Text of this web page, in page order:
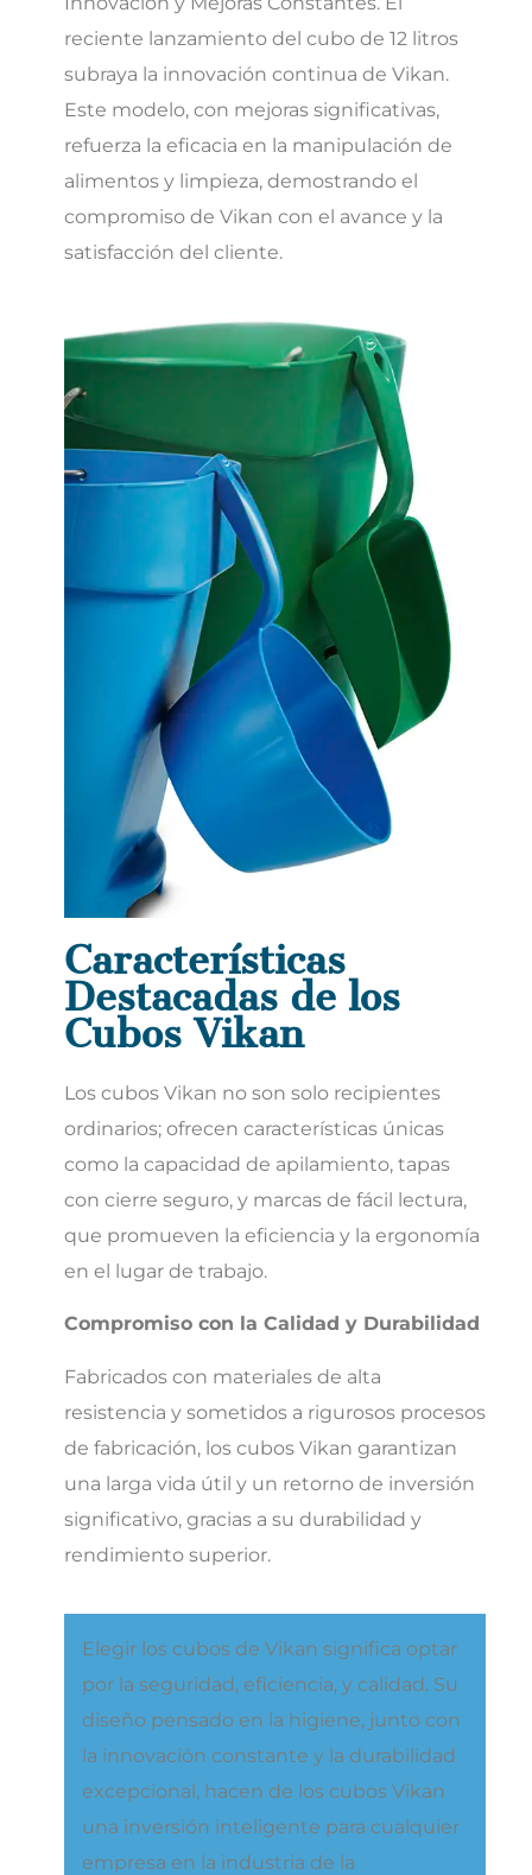
reciente lanzamiento del cubo de 12 litros
subraya la innovación continua de Vikan.
Este modelo, con mejoras significativas,
refuerza la eficacia en la manipulación de
alimentos y limpieza, demostrando el
compromiso de Vikan con el avance y la
satisfacción del cliente.
Características
Destacadas de los
Cubos Vikan
Los cubos Vikan no son solo recipientes
ordinarios; ofrecen características únicas
como la capacidad de apilamiento, tapas
con cierre seguro, y marcas de fácil lectura,
que promueven la eficiencia y la ergonomía
en el lugar de trabajo.
Compromiso con la Calidad y Durabilidad
Fabricados con materiales de alta
resistencia y sometidos a rigurosos procesos
de fabricación, los cubos Vikan garantizan
una larga vida útil y un retorno de inversión
significativo, gracias a su durabilidad y
rendimiento superior.
Elegir los cubos de Vikan significa optar
por la seguridad, eficiencia, y calidad. Su
diseño pensado en la higiene, junto con
la innovación constante y la durabilidad
excepcional, hacen de los cubos Vikan
una inversión inteligente para cualquier
empresa en la industria de la